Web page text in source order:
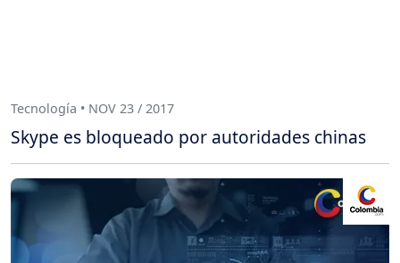
Tecnología • NOV 23 / 2017
Skype es bloqueado por autoridades chinas